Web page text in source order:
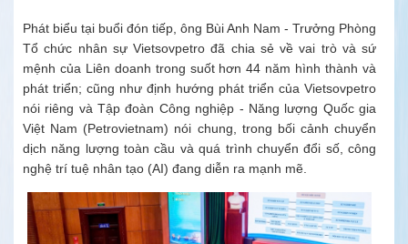
Phát biểu tại buổi đón tiếp, ông Bùi Anh Nam - Trưởng Phòng
Tổ chức nhân sự Vietsovpetro đã chia sẻ về vai trò và sứ
mệnh của Liên doanh trong suốt hơn 44 năm hình thành và
phát triển; cũng như định hướng phát triển của Vietsovpetro
nói riêng và Tập đoàn Công nghiệp - Năng lượng Quốc gia
Việt Nam (Petrovietnam) nói chung, trong bối cảnh chuyển
dịch năng lượng toàn cầu và quá trình chuyển đổi số, công
nghệ trí tuệ nhân tạo (AI) đang diễn ra mạnh mẽ.